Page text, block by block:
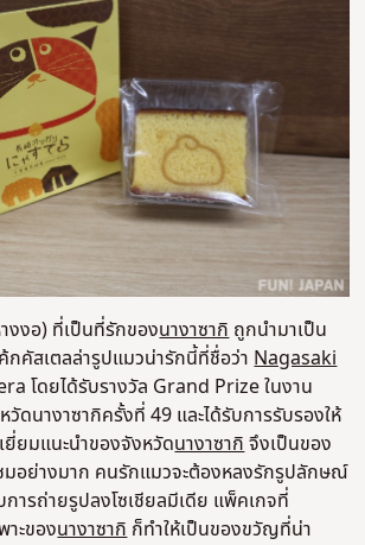
งงอ) ที่เป็นที่รักของนางาซากิ ถูกนำมาเป็น
กคัสเตลล่ารูปแมวน่ารักนี้ที่ชื่อว่า Nagasaki
โดยได้รับรางวัล Grand Prize ในงาน
ดนางาซากิครั้งที่ 49 และได้รับการรับรองให้
ยมแนะนำของจังหวัดนางาซากิ จึงเป็นของ
มอย่างมาก คนรักแมวจะต้องหลงรักรูปลักษณ์
ารถ่ายรูปลงโซเชียลมีเดีย แพ็คเกจที่
าะของนางาซากิ ก็ทำให้เป็นของขวัญที่น่า